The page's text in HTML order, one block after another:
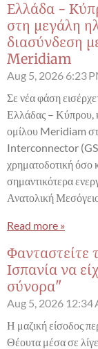
Ελλάδα -
στη μεγάλη
διασύνδεση
Meridiam
Aug 5, 2026 6:23
Σε νέα φάση
Ελλάδας – Κύπρου,
ομίλου Meridiam
Interconnector (GSI)
χρηματοδοτική όσο
σημαντικότερα
Ανατολική
Read more »
Φανταστείτε
Ισπανία να
σύνορα"
Aug 5, 2026 12:34
Η μαζική είσοδος
Θέουτα μέσα σε